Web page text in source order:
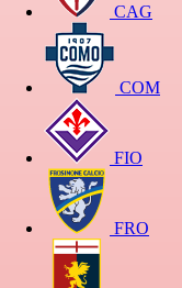
CAG
COM
FIO
FRO